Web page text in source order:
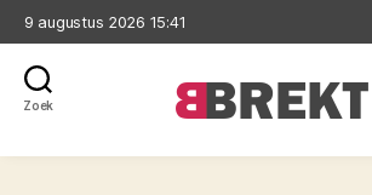
9 augustus 2026 15:41
Zoek